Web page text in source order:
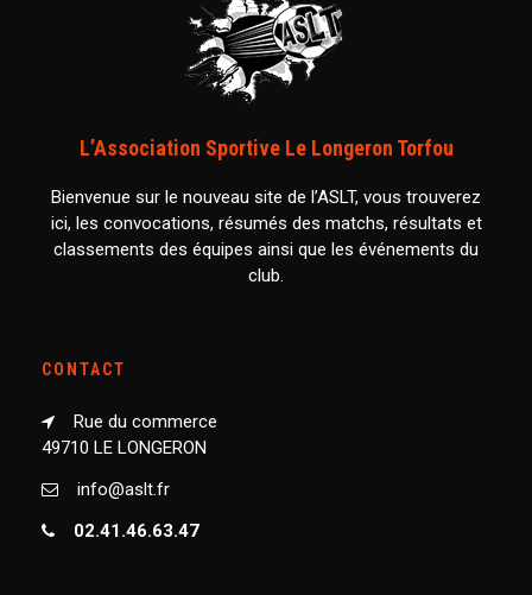
L’Association Sportive Le Longeron Torfou
Bienvenue sur le nouveau site de l’ASLT, vous trouverez
ici, les convocations, résumés des matchs, résultats et
classements des équipes ainsi que les événements du
club.
CONTACT
Rue du commerce
49710 LE LONGERON
info@aslt.fr
02.41.46.63.47